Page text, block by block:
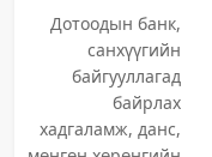
Дотоодын банк,
санхүүгийн
байгууллагад
байрлах
хадгаламж, данс,